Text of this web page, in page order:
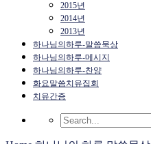
2015년
2014년
2013년
하나님의하루-말씀묵상
하나님의하루-메시지
하나님의하루-찬양
화요말씀치유집회
치유간증